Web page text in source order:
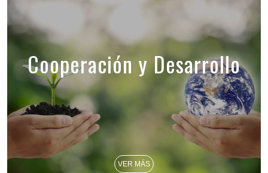
Cooperación y Desarrollo
VER MÁS